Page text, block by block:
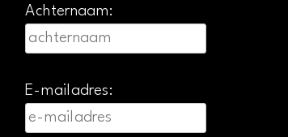
Achternaam:
E-mailadres: